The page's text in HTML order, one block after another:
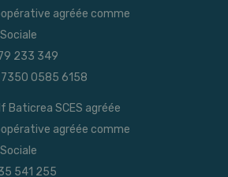
agréée comme
233 349
7350 0585 6158
Baticrea SCES agréée
agréée comme
541 255